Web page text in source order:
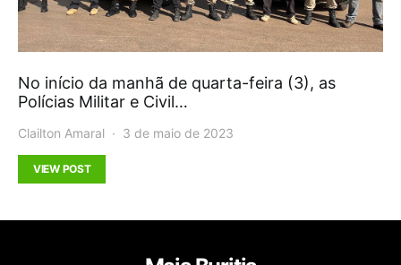
No início da manhã de quarta-feira (3), as
Polícias Militar e Civil…
Clailton Amaral 3 de maio de 2023
VIEW POST